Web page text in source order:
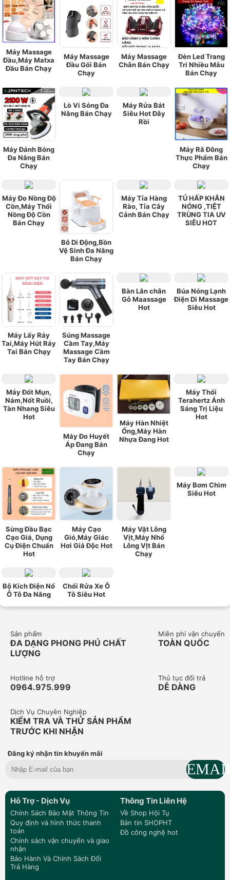
Máy Massage
Đầu,Máy Matxa
Đầu Bán Chạy
Máy Massage
Đầu Gối Bán
Chạy
Máy Massage
Chân Bán Chạy
Đèn Led Trang
Trí Nhiều Mẫu
Bán Chạy
Máy Đánh Bóng
Đa Năng Bán
Chạy
Lò Vi Sóng Đa
Năng Bán Chạy
Máy Rửa Bát
Siêu Hot Đây
Rồi
Máy Rã Đông
Thực Phẩm Bán
Chạy
Máy Đo Nồng Độ
Cồn,Máy Thổi
Nồng Độ Cồn
Bán Chạy
Bô Di Động,Bồn
Vệ Sinh Đa Năng
Bán Chạy
Máy Tỉa Hàng
Rào, Tỉa Cây
Cảnh Bán Chạy
TỦ HẤP KHĂN
NÓNG ,TIỆT
TRÙNG TIA UV
SIÊU HOT
Máy Lấy Ráy
Tai,Máy Hút Ráy
Tai Bán Chạy
Súng Massage
Cầm Tay,Máy
Massage Cầm
Tay Bán Chạy
Bàn Lăn chân
Gỗ Maassage
Hot
Búa Nóng Lạnh
Điện Di Massage
Siêu Hot
Máy Đốt Mụn,
Nám,Nốt Ruồi,
Tàn Nhang Siêu
Hot
Máy Đo Huyết
Áp Đang Bán
Chạy
Máy Hàn Nhiệt
Ống,Máy Hàn
Nhựa Đang Hot
Máy Thổi
Terahertz Ánh
Sáng Trị Liệu
Hot
Sừng Đầu Bạc
Cạo Giá, Dụng
Cụ Điện Chuẩn
Hot
Máy Cạo
Gió,Máy Giác
Hơi Giả Độc Hot
Máy Vặt Lông
Vịt,Máy Nhổ
Lông VỊt Bán
Chạy
Máy Bơm Chìm
Siêu Hot
Bộ Kích Điện Nổ
Ô Tô Đa Năng
Chổi Rửa Xe Ô
Tô Siêu Hot
Sản phẩm
ĐA DẠNG PHONG PHÚ CHẤT
LƯỢNG
Miễn phí vận chuyển
TOÀN QUỐC
Hotline hỗ trợ
0964.975.999
Thủ tục đổi trả
DỄ DÀNG
Dịch Vụ Chuyên Nghiệp
KIỂM TRA VÀ THỬ SẢN PHẨM
TRƯỚC KHI NHẬN
Đăng ký nhận tin khuyến mãi
Hỗ Trợ - Dịch Vụ
Chính Sách Bảo Mật Thông Tin
Quy định và hình thức thanh
toán
Chính sách vận chuyển và giao
nhận
Bảo Hành Và Chính Sách Đổi
Trả Hàng
Thông Tin Liên Hệ
Về Shop Hội Tụ
Bản tin SHOPHT
Đồ công nghệ hot